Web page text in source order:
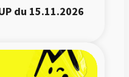
du 15.11.2026